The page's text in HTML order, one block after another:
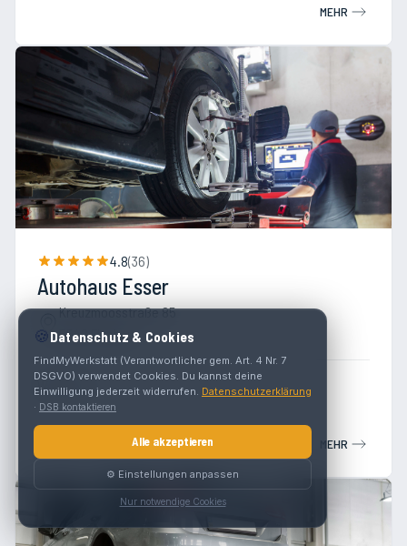
MEHR
4.8(36)
Autohaus Esser
Kreuzmoosstraße 85
5542 Flachau
Werkstatt
MEHR
🍪Datenschutz & Cookies
FindMyWerkstatt (Verantwortlicher gem. Art. 4 Nr. 7
DSGVO) verwendet Cookies. Du kannst deine
Einwilligung jederzeit widerrufen. Datenschutzerklärung
· DSB kontaktieren
Alle akzeptieren
⚙️ Einstellungen anpassen
Nur notwendige Cookies